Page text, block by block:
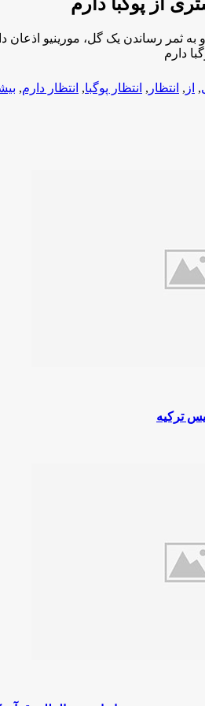
ثمر رساندن یک گل، مورینیو اذعان
دارم
, از , انتظار , انتظار پوگبا, انتظار دارم,
ترکیه